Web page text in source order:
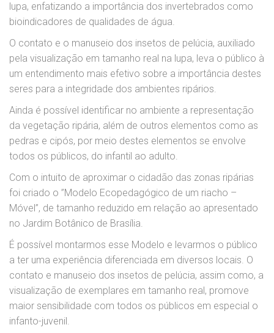
lupa, enfatizando a importância dos invertebrados como
bioindicadores de qualidades de água.
O contato e o manuseio dos insetos de pelúcia, auxiliado
pela visualização em tamanho real na lupa, leva o público à
um entendimento mais efetivo sobre a importância destes
seres para a integridade dos ambientes ripários.
Ainda é possível identificar no ambiente a representação
da vegetação ripária, além de outros elementos como as
pedras e cipós, por meio destes elementos se envolve
todos os públicos, do infantil ao adulto.
Com o intuito de aproximar o cidadão das zonas ripárias
foi criado o ”Modelo Ecopedagógico de um riacho –
Móvel”, de tamanho reduzido em relação ao apresentado
no Jardim Botânico de Brasília.
É possível montarmos esse Modelo e levarmos o público
a ter uma experiência diferenciada em diversos locais. O
contato e manuseio dos insetos de pelúcia, assim como, a
visualização de exemplares em tamanho real, promove
maior sensibilidade com todos os públicos em especial o
infanto-juvenil.